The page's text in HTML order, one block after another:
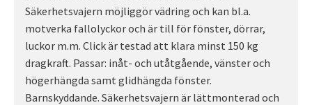
Säkerhetsvajern möjliggör vädring och kan bl.a.
motverka fallolyckor och är till för fönster, dörrar,
luckor m.m. Click är testad att klara minst 150 kg
dragkraft. Passar: inåt- och utåtgående, vänster och
högerhängda samt glidhängda fönster.
Barnskyddande. Säkerhetsvajern är lättmonterad och